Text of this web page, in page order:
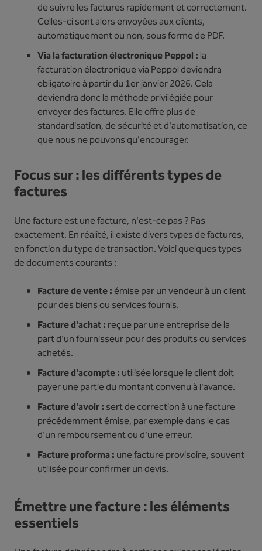
de suivre les factures rapidement et correctement.
Celles-ci sont alors envoyées aux clients,
automatiquement ou non, sous forme de PDF.
Via la facturation électronique Peppol : la
facturation électronique via Peppol deviendra
obligatoire à partir du 1er janvier 2026. Cela
deviendra donc la méthode privilégiée pour
envoyer des factures. Elle offre plus de
standardisation, de sécurité et d'automatisation, ce
que nous ne pouvons qu'encourager.
Focus sur : les différents types de
factures
Une facture est une facture, n'est-ce pas ? Pas
exactement. En réalité, il existe divers types de factures,
en fonction du type de transaction. Voici quelques types
de documents courants :
Facture de vente :émise par un vendeur à un client
pour des biens ou services fournis.
Facture d'achat : reçue par une entreprise de la
part d'un fournisseur pour des produits ou services
achetés.
Facture d'acompte : utilisée lorsque le client doit
payer une partie du montant convenu à l'avance.
Facture d'avoir : sert de correction à une facture
précédemment émise, par exemple dans le cas
d'un remboursement ou d'une erreur.
Facture proforma : une facture provisoire, souvent
utilisée pour confirmer un devis.
Émettre une facture : les éléments
essentiels